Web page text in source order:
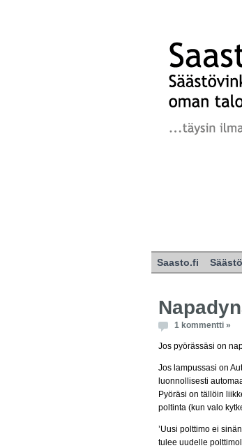
Saasto.fi
1 kommentti »
Jos pyörässäsi on
Jos lampussasi on
luonnollisesti
Pyöräsi on tällöin
poltinta (kun valo
’Uusi polttimo ei
tulee uudelle